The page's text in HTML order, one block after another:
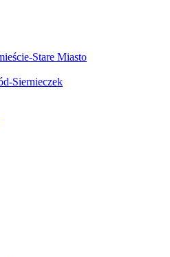
Stare Miasto
Siernieczek